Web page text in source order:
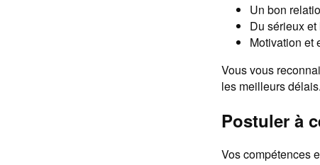
Un bon
Du sérieux
Motivation et
Vous vous
les meilleurs délais.
Postuler à
Vos compétences